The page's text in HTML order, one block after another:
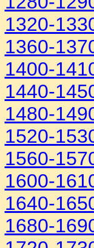
1320-
1360-
1400-
1440-
1480-
1520-
1560-
1600-
1640-
1680-